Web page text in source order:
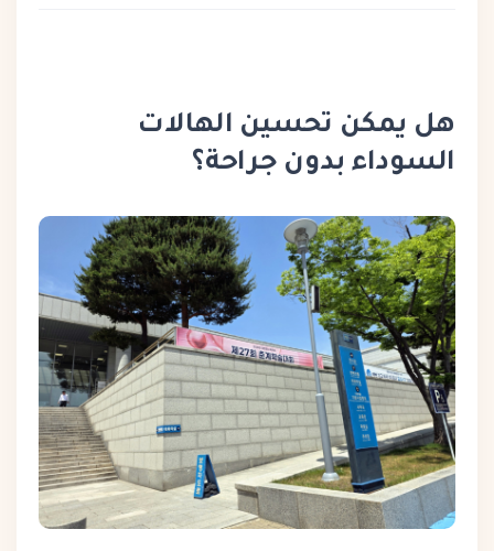
هل يمكن تحسين الهالات
السوداء بدون جراحة؟